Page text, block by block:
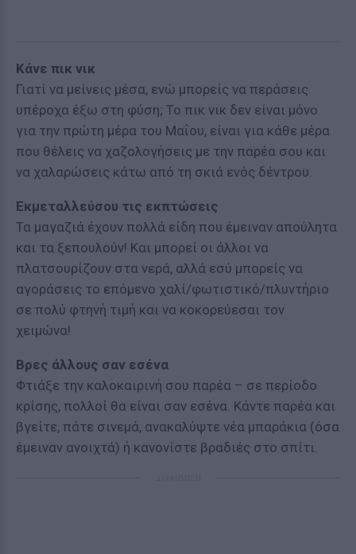
Κάνε πικ νικ
Γιατί να μείνεις μέσα, ενώ μπορείς να περάσεις
υπέροχα έξω στη φύση; Το πικ νικ δεν είναι μόνο
για την πρώτη μέρα του Μαΐου, είναι για κάθε μέρα
που θέλεις να χαζολογήσεις με την παρέα σου και
να χαλαρώσεις κάτω από τη σκιά ενός δέντρου.
Εκμεταλλεύσου τις εκπτώσεις
Τα μαγαζιά έχουν πολλά είδη που έμειναν απούλητα
και τα ξεπουλούν! Και μπορεί οι άλλοι να
πλατσουρίζουν στα νερά, αλλά εσύ μπορείς να
αγοράσεις το επόμενο χαλί/φωτιστικό/πλυντήριο
σε πολύ φτηνή τιμή και να κοκορεύεσαι τον
χειμώνα!
Βρες άλλους σαν εσένα
Φτιάξε την καλοκαιρινή σου παρέα – σε περίοδο
κρίσης, πολλοί θα είναι σαν εσένα. Κάντε παρέα και
βγείτε, πάτε σινεμά, ανακαλύψτε νέα μπαράκια (όσα
έμειναν ανοιχτά) ή κανονίστε βραδιές στο σπίτι.